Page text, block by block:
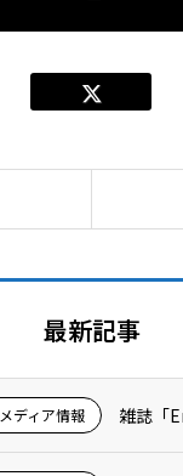
最新記事
メディア情報